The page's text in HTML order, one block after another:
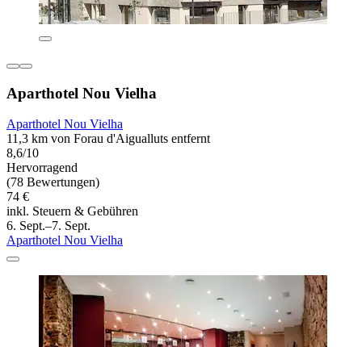
Aparthotel Nou Vielha
Aparthotel Nou Vielha
11,3 km von Forau d'Aigualluts entfernt
8,6/10
Hervorragend
(78 Bewertungen)
74 €
inkl. Steuern & Gebühren
6. Sept.–7. Sept.
Aparthotel Nou Vielha